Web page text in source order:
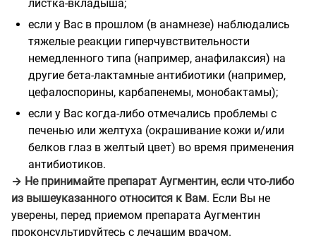
листка-вкладыша;
если у Вас в прошлом (в анамнезе) наблюдались
тяжелые реакции гиперчувствительности
немедленного типа (например, анафилаксия) на
другие бета-лактамные антибиотики (например,
цефалоспорины, карбапенемы, монобактамы);
если у Вас когда-либо отмечались проблемы с
печенью или желтуха (окрашивание кожи и/или
белков глаз в желтый цвет) во время применения
антибиотиков.
→ Не принимайте препарат Аугментин, если что-либо
из вышеуказанного относится к Вам. Если Вы не
уверены, перед приемом препарата Аугментин
проконсультируйтесь с лечащим врачом.